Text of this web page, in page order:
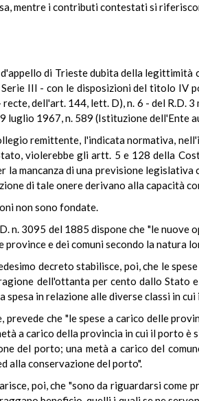
mentre i contributi contestati si
di Trieste dubita della legittimità
III - con le disposizioni del titolo IV
recte, dell'art. 144, lett. D), n. 6 - del R.D.
luglio 1967, n. 589 (Istituzione dell'Ente
remittente, l'indicata normativa,
violerebbe gli artt. 5 e 128 della
la mancanza di una previsione
di tale onere derivano alla capacità
non sono fondate.
n. 3095 del 1885 dispone che "le
province e dei comuni secondo la natura
decreto stabilisce, poi, che le
dell'ottanta per cento dallo Stato
spesa in relazione alle diverse classi in
prevede che "le spese a carico delle
a carico della provincia in cui il porto
del porto; una metà a carico del
alla conservazione del porto".
poi, che "sono da riguardarsi come